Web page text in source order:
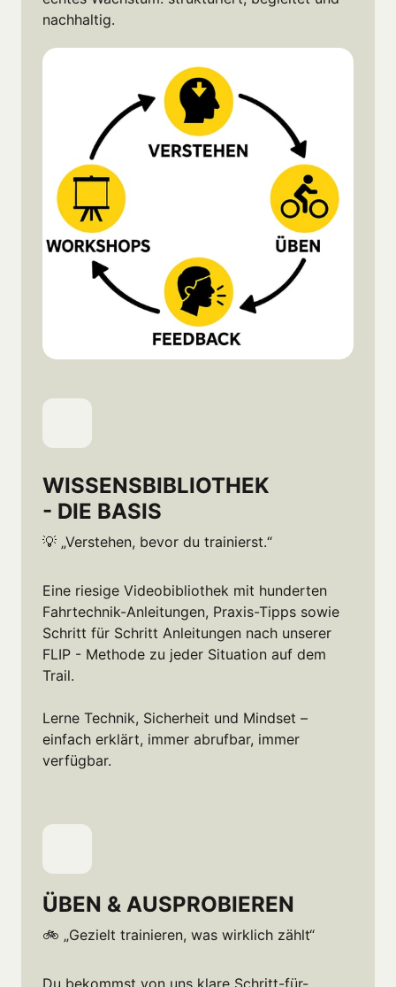
nachhaltig.
WISSENSBIBLIOTHEK
- DIE BASIS
💡 „Verstehen, bevor du trainierst.“
Eine riesige Videobibliothek mit hunderten
Fahrtechnik-Anleitungen, Praxis-Tipps sowie
Schritt für Schritt Anleitungen nach unserer
FLIP - Methode zu jeder Situation auf dem
Trail.
Lerne Technik, Sicherheit und Mindset –
einfach erklärt, immer abrufbar, immer
verfügbar.
ÜBEN & AUSPROBIEREN
🚲 „Gezielt trainieren, was wirklich zählt“
Du bekommst von uns klare Schritt-für-